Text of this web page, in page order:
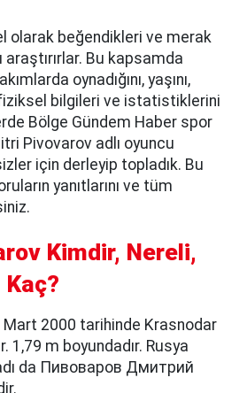
olarak beğendikleri ve merak
Bu kapsamda
oynadığını, yaşını,
bilgileri ve istatistiklerini
Bölge Gündem Haber spor
Pivovarov adlı oyuncu
için derleyip topladık. Bu
yanıtlarını ve tüm
Kimdir, Nereli,
Kaç?
2000 tarihinde Krasnodar
1,79 m boyundadır. Rusya
da Пивоваров Дмитрий